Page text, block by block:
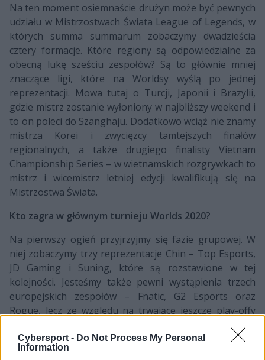
Cybersport - Do Not Process My Personal
Information
Na ten moment osiemnaście drużyn może być pewnych
udziału w Mistrzostwach Świata League of Legends, w
których summa summarum zobaczymy dwadzieścia
cztery formacje. Które regiony są odpowiedzialne za
obecną lukę sześciu zespołów? Są to głównie mniej
znaczące ligi, które na Worldsy wyślą po jednej
reprezentacji. Mowa tutaj o Turcji, Japonii i Brazylii,
gdzie mistrz zostanie wyłoniony w najbliższy weekend i
to on poleci do Szanghaju. Dodatkowo wciąż nie znamy
mistrza Korei i zwycięzcy tamtejszych finałów
regionalnych, a także drugiego finalisty Vietnam
Championship Series – w wietnamskich rozgrywkach to
mistrz i wicemistrz letniej edycji kwalifikują się na
Mistrzostwa Świata.
Kto zagra w głównym turnieju Worlds 2020?
Na pierwszy ogień przyjrzyjmy się fazie grupowej. W
niej zobaczymy trzy reprezentacje Chin – Top Esports,
JD Gaming i Suning, które są rozstawione w tej
kolejności. Jesteśmy także pewni wystąpienia trzech
europejskich zespołów – Fnatic, G2 Esports oraz
Rogue, lecz ze względu na trwające jeszcze play-offy
League of Legends European Championship, nie
wiemy, kto wystartuje z jakiego miejsca. Dodatkowo w
grupowych zmaganiach na pewno ujrzymy DRX oraz